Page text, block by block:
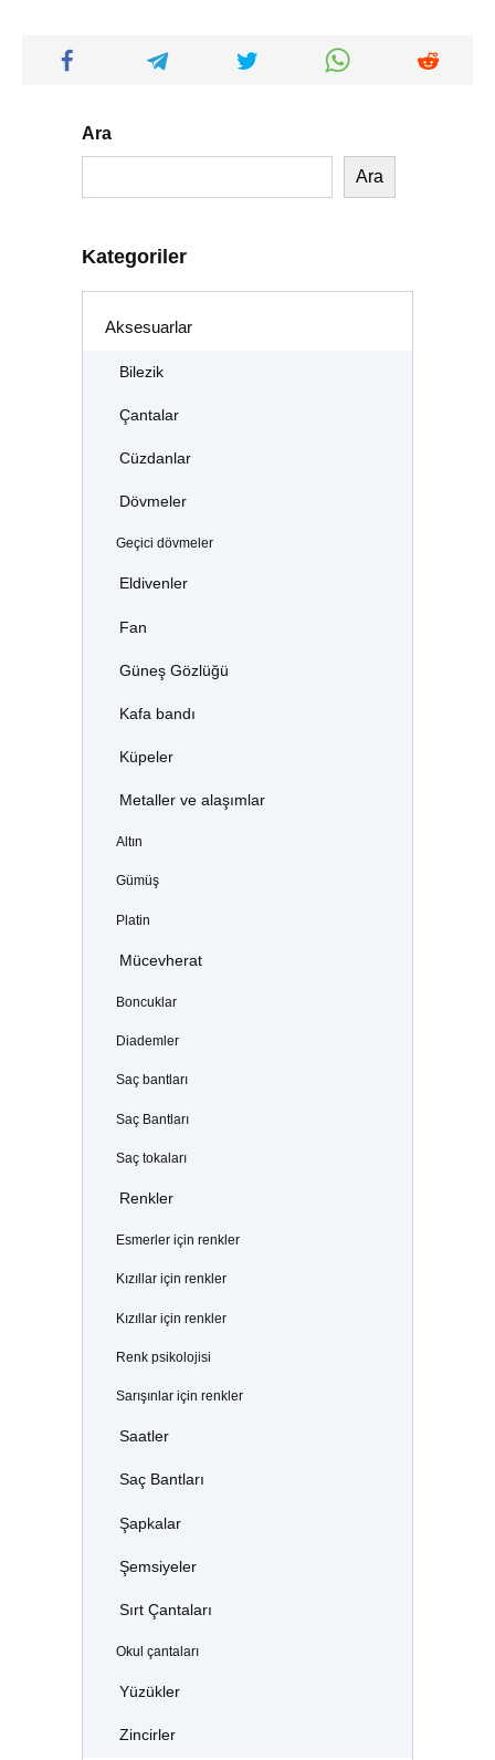
Ara
Ara
Kategoriler
Aksesuarlar
Bilezik
Çantalar
Cüzdanlar
Dövmeler
Geçici dövmeler
Eldivenler
Fan
Güneş Gözlüğü
Kafa bandı
Küpeler
Metaller ve alaşımlar
Altın
Gümüş
Platin
Mücevherat
Boncuklar
Diademler
Saç bantları
Saç Bantları
Saç tokaları
Renkler
Esmerler için renkler
Kızıllar için renkler
Kızıllar için renkler
Renk psikolojisi
Sarışınlar için renkler
Saatler
Saç Bantları
Şapkalar
Şemsiyeler
Sırt Çantaları
Okul çantaları
Yüzükler
Zincirler